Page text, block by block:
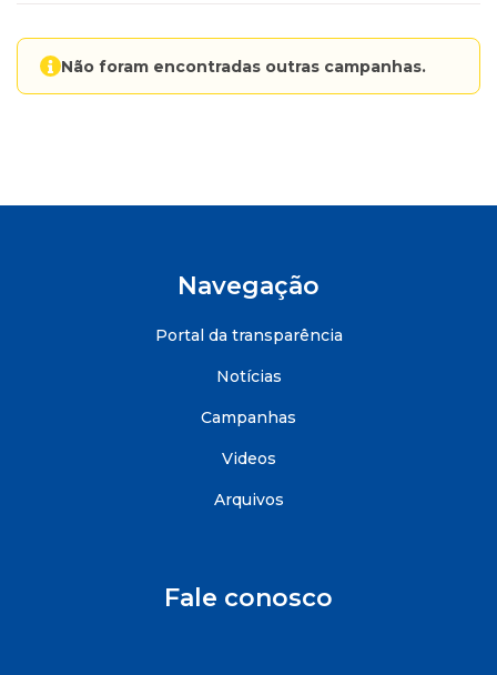
Não foram encontradas outras campanhas.
Navegação
Portal da transparência
Notícias
Campanhas
Videos
Arquivos
Fale conosco